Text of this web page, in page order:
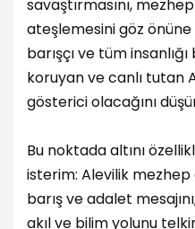
savaştırmasını,
ateşlemesini göz önüne
barışçı ve tüm
koruyan ve canlı tutan
gösterici olacağını
Bu noktada altını
isterim: Alevilik mezhep
barış ve adalet
akıl ve bilim yolunu